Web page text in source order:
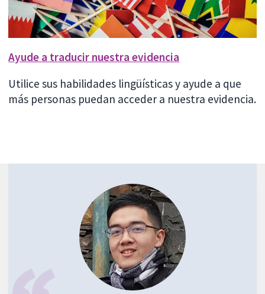
Ayude a traducir nuestra evidencia
Utilice sus habilidades lingüísticas y ayude a que
más personas puedan acceder a nuestra evidencia.